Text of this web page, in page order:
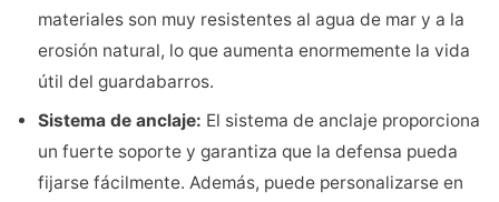
materiales son muy resistentes al agua de mar y a la
erosión natural, lo que aumenta enormemente la vida
útil del guardabarros.
Sistema de anclaje: El sistema de anclaje proporciona
un fuerte soporte y garantiza que la defensa pueda
fijarse fácilmente. Además, puede personalizarse en